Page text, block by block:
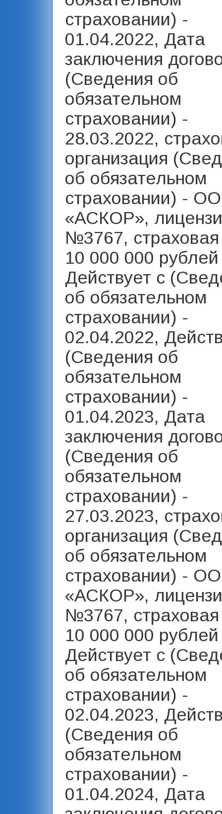
страховании) -
01.04.2022, Дата
заключения
(Сведения об
обязательном
страховании) -
28.03.2022,
организация
об обязательном
страховании) -
«АСКОР»,
№3767,
10 000 000
Действует с
об обязательном
страховании) -
02.04.2022,
(Сведения об
обязательном
страховании) -
01.04.2023, Дата
заключения
(Сведения об
обязательном
страховании) -
27.03.2023,
организация
об обязательном
страховании) -
«АСКОР»,
№3767,
10 000 000
Действует с
об обязательном
страховании) -
02.04.2023,
(Сведения об
обязательном
страховании) -
01.04.2024, Дата